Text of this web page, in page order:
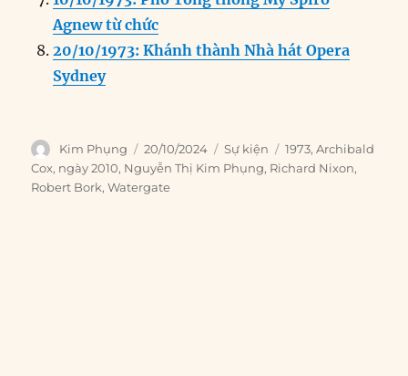
Agnew từ chức
20/10/1973: Khánh thành Nhà hát Opera
Sydney
Author
Kim Phụng
Posted
on
20/10/2024 Categories
Sự kiện Tags
1973,Archibald
Cox, ngày 2010, Nguyễn Thị Kim Phụng, Richard Nixon,
Robert Bork,Watergate